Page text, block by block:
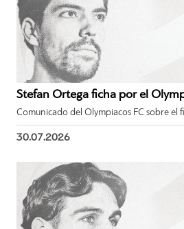
Stefan Ortega ficha por el
Comunicado del Olympiacos FC sobre el
30.07.2026